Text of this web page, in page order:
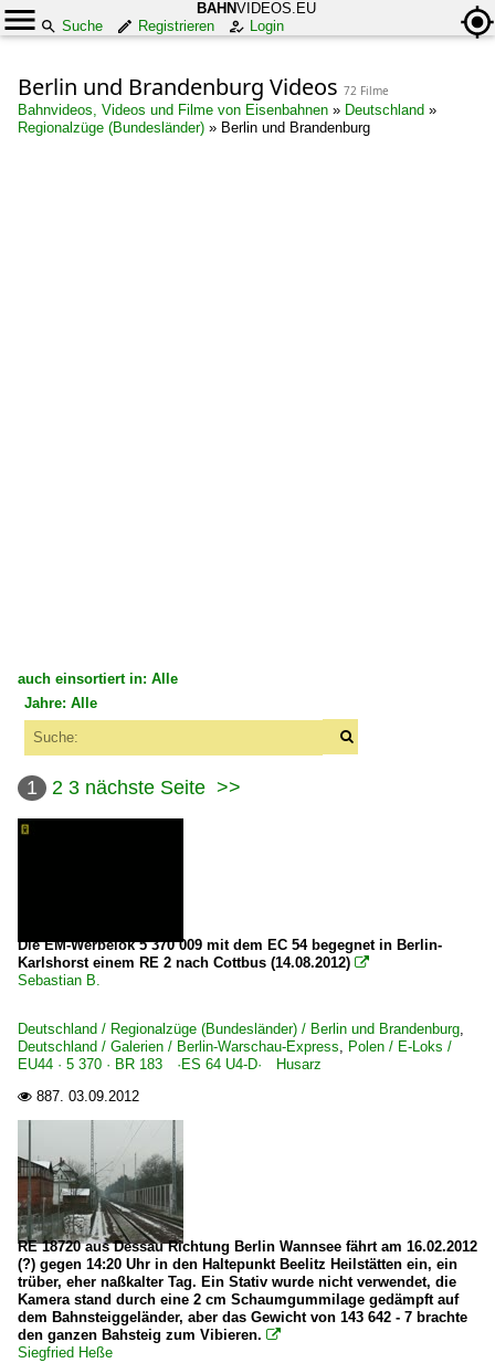
BAHNVIDEOS.EU
Suche
Registrieren Login
Berlin und Brandenburg Videos 72 Filme
Bahnvideos, Videos und Filme von Eisenbahnen » Deutschland »
Regionalzüge (Bundesländer) » Berlin und Brandenburg
auch einsortiert in: Alle
Alle Kategorien
Bahnbilder-Treffen
Bahnhöfe (A - E)
Berlin Gesundbrunnen
Berlin Ostbahnhof
Berlin Schönefeld Flughafen
Berlin Wannsee
Berlin Zoologischer Garten
Cottbus (Chóśebuz)
Eberswalde
Bahnhöfe (L - Q)
Lübbenau (Spreewald)
Neuruppin Rheinsberger Tor
Jahre: Alle
2008
2009
2010
2010
2011
2012
1 2 3 nächste Seite >>
Die EM-Werbelok 5 370 009 mit dem EC 54 begegnet in Berlin-
Karlshorst einem RE 2 nach Cottbus (14.08.2012) 
Sebastian B.
Deutschland / Regionalzüge (Bundesländer) / Berlin und Brandenburg,
Deutschland / Galerien / Berlin-Warschau-Express, Polen / E-Loks /
EU44 · 5 370 · BR 183 ·ES 64 U4-D· Husarz
 887. 03.09.2012
RE 18720 aus Dessau Richtung Berlin Wannsee fährt am 16.02.2012
(?) gegen 14:20 Uhr in den Haltepunkt Beelitz Heilstätten ein, ein
trüber, eher naßkalter Tag. Ein Stativ wurde nicht verwendet, die
Kamera stand durch eine 2 cm Schaumgummilage gedämpft auf
dem Bahnsteiggeländer, aber das Gewicht von 143 642 - 7 brachte
den ganzen Bahsteig zum Vibieren. 
Siegfried Heße